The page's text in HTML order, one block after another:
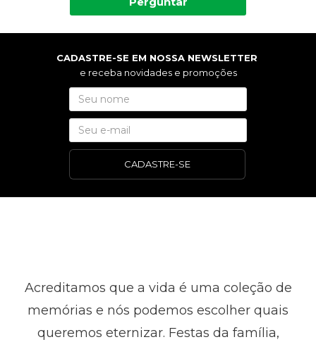
CADASTRE-SE EM NOSSA NEWSLETTER
e receba novidades e promoções
CADASTRE-SE
Acreditamos que a vida é uma coleção de
memórias e nós podemos escolher quais
queremos eternizar. Festas da família,